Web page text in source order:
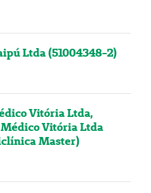
Ltda (51004348-2)
Vitória Ltda,
Vitória Ltda
Master)